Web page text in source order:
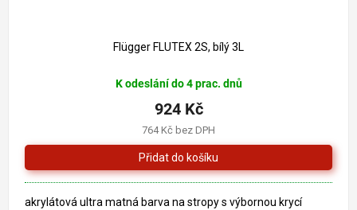
Flügger FLUTEX 2S, bílý 3L
K odeslání do 4 prac. dnů
764 Kč bez DPH
924 Kč
akrylátová ultra matná barva na stropy s výbornou krycí